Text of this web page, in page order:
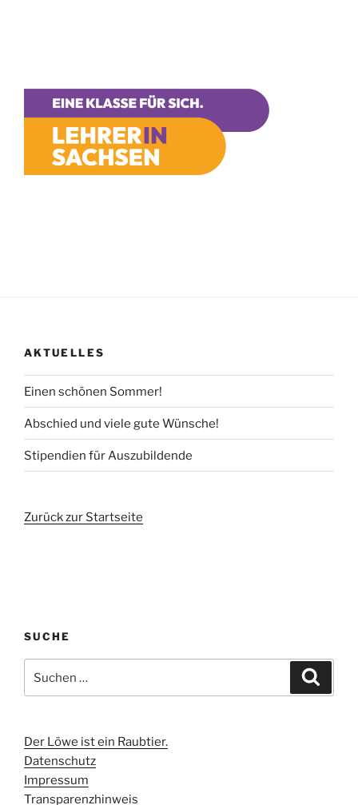
AKTUELLES
Einen schönen Sommer!
Abschied und viele gute Wünsche!
Stipendien für Auszubildende
Zurück zur Startseite
SUCHE
nach:
Der Löwe ist ein Raubtier.
Datenschutz
Impressum
Transparenzhinweis